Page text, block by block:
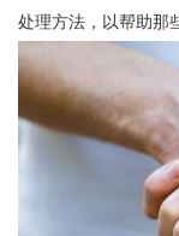
处理方法，以帮助那